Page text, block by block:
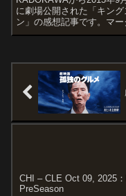
に劇場公開された「キング
ン」の感想記事です。マー
ミラーとデイヴ・ギボンズ
した作品です。オススメ度
すじ＆予告編ある日、組織
員...
CHI – CLE Oct 09, 2025
PreSeason